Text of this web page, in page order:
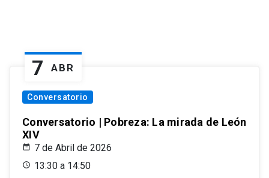
7 ABR
Conversatorio
Conversatorio | Pobreza: La mirada de León
XIV
7 de Abril de 2026
13:30 a 14:50